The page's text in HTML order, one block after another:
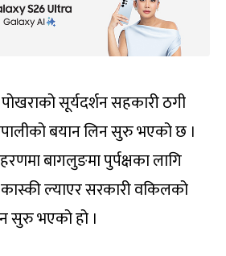
सूर्यदर्शन सहकारी ठगी
बयान लिन सुरु भएको छ ।
बागलुङमा पुर्पक्षका लागि
ल्याएर सरकारी वकिलको
सुरु भएको हो ।